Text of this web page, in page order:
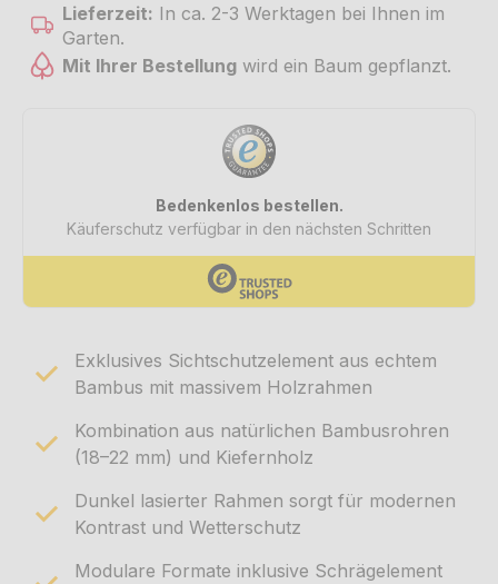
Lieferzeit: In ca. 2-3 Werktagen bei Ihnen im
Garten.
Mit Ihrer Bestellung wird ein Baum gepflanzt.
Exklusives Sichtschutzelement aus echtem
Bambus mit massivem Holzrahmen
Kombination aus natürlichen Bambusrohren
(18–22 mm) und Kiefernholz
Dunkel lasierter Rahmen sorgt für modernen
Kontrast und Wetterschutz
Modulare Formate inklusive Schrägelement